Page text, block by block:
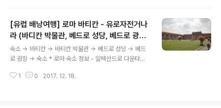
[유럽 배낭여행] 로마 바티칸 - 유로자전거나
라 (바디칸 박물관, 베드로 성당, 베드로 광장
(10.07.12)
숙소 -> 바티칸 -> 바티칸 박물관 -> 베드로 성당 -> 베드
로 광장 -> 숙소 * 로마 숙소 정보 - 알렉산드로 다운타운
유로, 예약 : 호스텔 부커 * 바티칸 투어 - 유로 자전거 나라
1 0 2017. 12. 18.